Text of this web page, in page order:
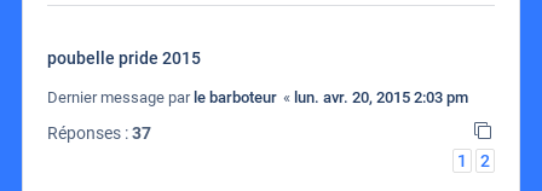
poubelle pride 2015
Dernier message par le barboteur « lun. avr. 20, 2015 2:03 pm
Réponses :37
1
2